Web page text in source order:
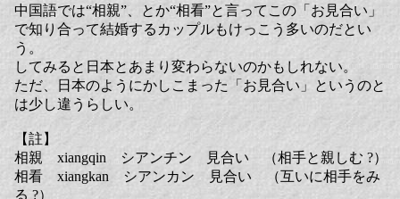
中国語では“相親”、とか“相看”と言ってこの「お見合い」
で知り合って結婚するカップルもけっこう多いのだとい
う。
してみると日本とあまり変わらないのかもしれない。
ただ、日本のようにかしこまった「お見合い」というのと
は少し違うらしい。
【註】
相親 xiangqin シアンチン 見合い （相手と親しむ ?）
相看 xiangkan シアンカン 見合い （互いに相手をみ
る ?）